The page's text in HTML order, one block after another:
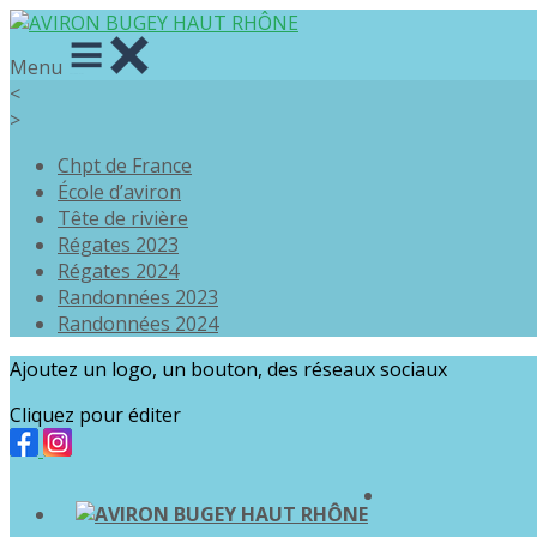
Menu
<
>
Chpt de France
École d’aviron
Tête de rivière
Régates 2023
Régates 2024
Randonnées 2023
Randonnées 2024
Ajoutez un logo, un bouton, des réseaux sociaux
Cliquez pour éditer